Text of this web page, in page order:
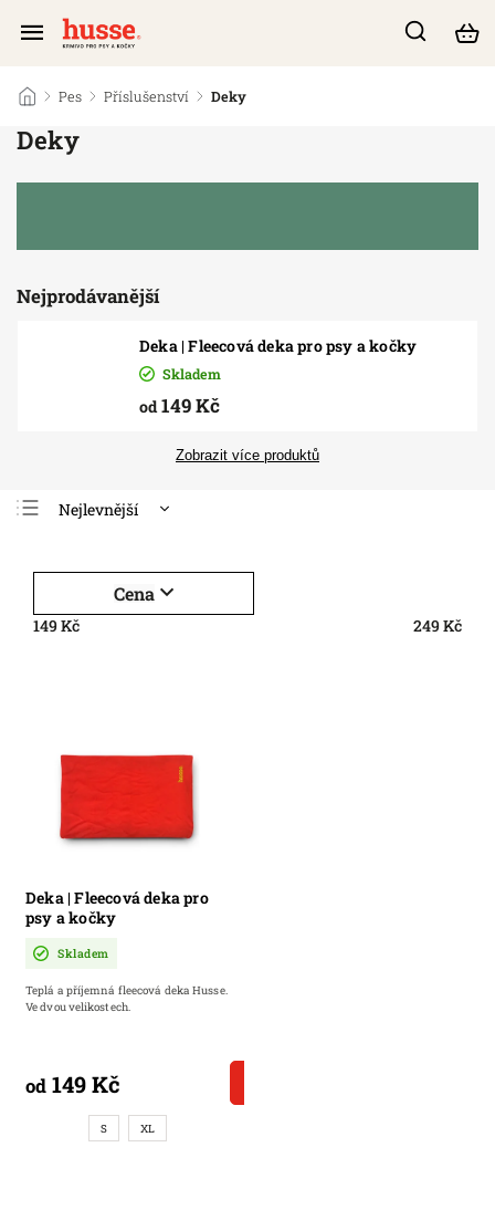
/ Pes / Příslušenství / Deky
Deky
Nejprodávanější
Deka | Fleecová deka pro psy a kočky
Skladem
od 149 Kč
Zobrazit více produktů
Nejlevnější
Nejprodávanější
Abecedně
Cena
149Kč 249Kč
Deka | Fleecová deka pro
psy a kočky
Skladem
od 149 Kč
Teplá a příjemná fleecová deka Husse.
Ve dvou velikostech.
S XL